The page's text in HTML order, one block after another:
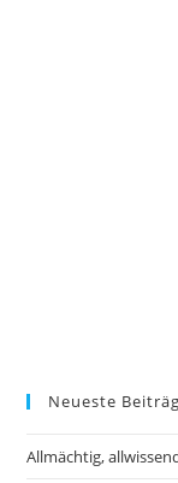
Neueste
Allmächtig,